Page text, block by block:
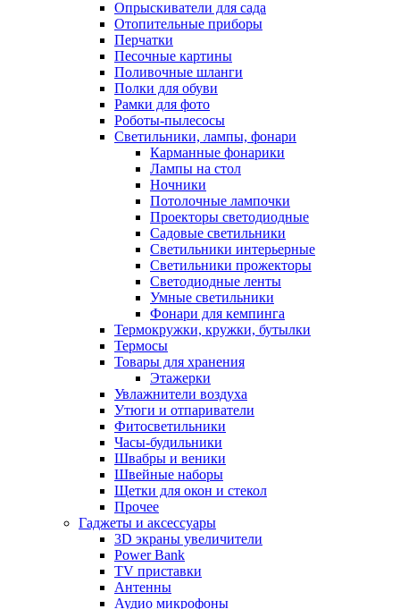
Опрыскиватели для сада
Отопительные приборы
Перчатки
Песочные картины
Поливочные шланги
Полки для обуви
Рамки для фото
Роботы-пылесосы
Светильники, лампы, фонари
Карманные фонарики
Лампы на стол
Ночники
Потолочные лампочки
Проекторы светодиодные
Садовые светильники
Светильники интерьерные
Светильники прожекторы
Светодиодные ленты
Умные светильники
Фонари для кемпинга
Термокружки, кружки, бутылки
Термосы
Товары для хранения
Этажерки
Увлажнители воздуха
Утюги и отпариватели
Фитосветильники
Часы-будильники
Швабры и веники
Швейные наборы
Щетки для окон и стекол
Прочее
Гаджеты и аксессуары
3D экраны увеличители
Power Bank
TV приставки
Антенны
Аудио микрофоны